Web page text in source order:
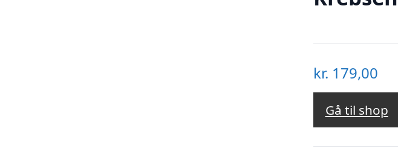
kr. 179,00
Gå til shop